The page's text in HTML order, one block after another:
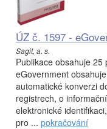
ÚZ č. 1597 -
Sagit, a. s.
Publikace obsahuje
eGovernment
automatické konverzi
registrech, o
elektronické
pro ... pokračování